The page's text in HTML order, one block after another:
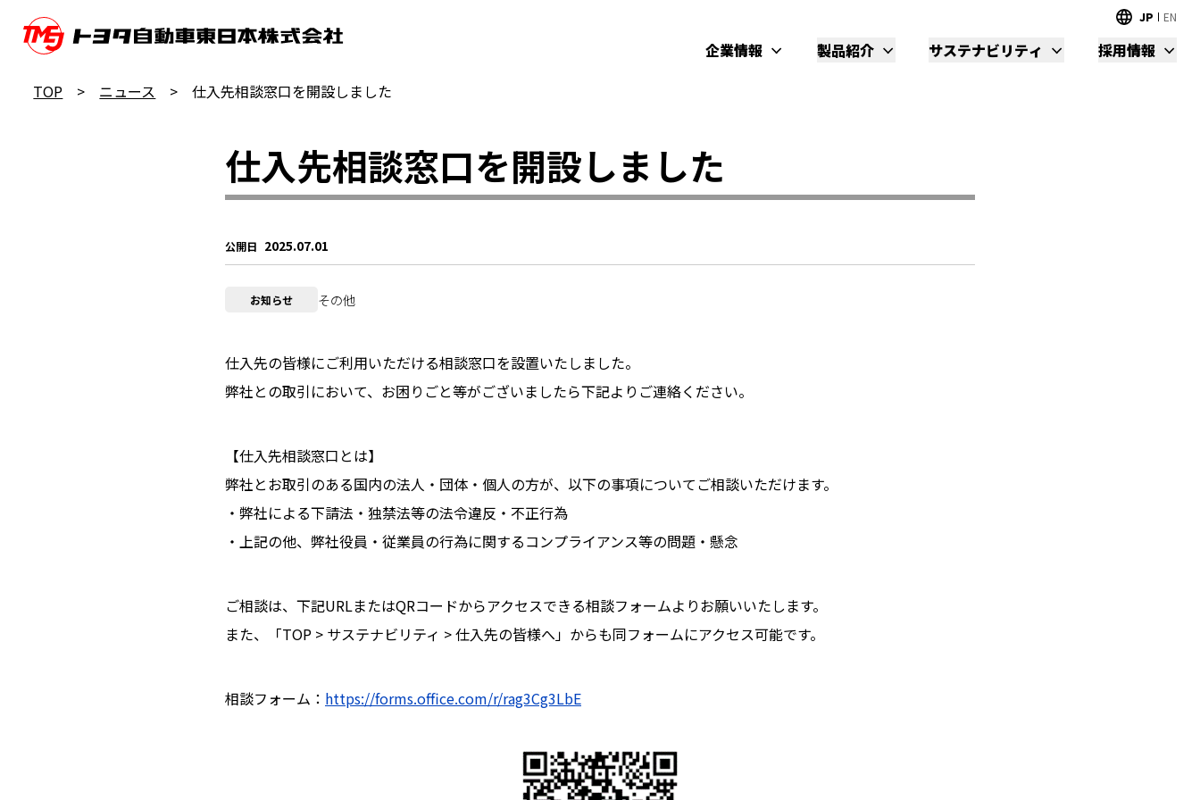
JP EN
企業情報 製品紹介 サステナビリティ
採用情報
TOP
ニュース 仕入先相談窓口を開設しました
仕入先相談窓口を開設しました
公開日 2025.07.01
お知らせ その他
仕入先の皆様にご利用いただける相談窓口を設置いたしました。
弊社との取引において、お困りごと等がございましたら下記よりご連絡ください。
【仕入先相談窓口とは】
弊社とお取引のある国内の法人・団体・個人の方が、以下の事項についてご相談いただけます。
・弊社による下請法・独禁法等の法令違反・不正行為
・上記の他、弊社役員・従業員の行為に関するコンプライアンス等の問題・懸念
ご相談は、下記URLまたはQRコードからアクセスできる相談フォームよりお願いいたします。
また、「TOP > サステナビリティ > 仕入先の皆様へ」からも同フォームにアクセス可能です。
相談フォーム： https://forms.office.com/r/rag3Cg3LbE